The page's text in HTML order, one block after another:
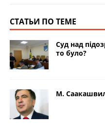
СТАТЬИ ПО ТЕМЕ
Суд над
то було?
М.